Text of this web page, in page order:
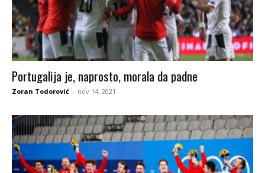
Portugalija je, naprosto, morala da padne
Zoran Todorović - nov 14, 2021